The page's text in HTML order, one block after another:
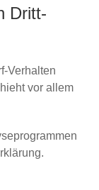
Dritt­
Verhalten
vor allem